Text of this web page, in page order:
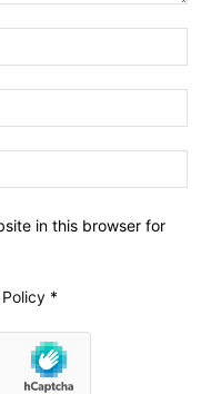
in this browser for
*